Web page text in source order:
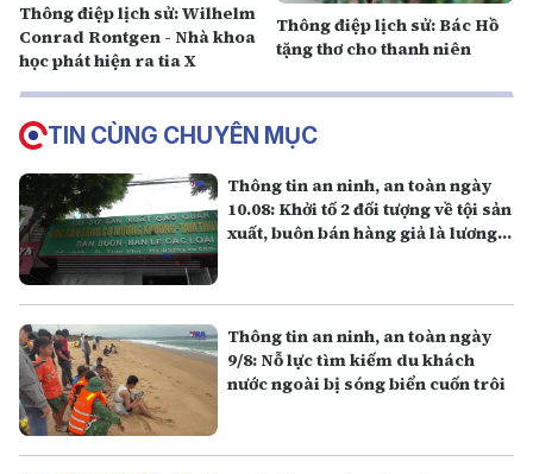
Thông điệp lịch sử: Wilhelm
Conrad Rontgen - Nhà khoa
học phát hiện ra tia X
Thông điệp lịch sử: Bác Hồ
tặng thơ cho thanh niên
TIN CÙNG CHUYÊN MỤC
Thông tin an ninh, an toàn ngày
10.08: Khởi tố 2 đối tượng về tội sản
xuất, buôn bán hàng giả là lương
Thông tin an ninh, an toàn ngày
9/8: Nỗ lực tìm kiếm du khách
nước ngoài bị sóng biển cuốn trôi